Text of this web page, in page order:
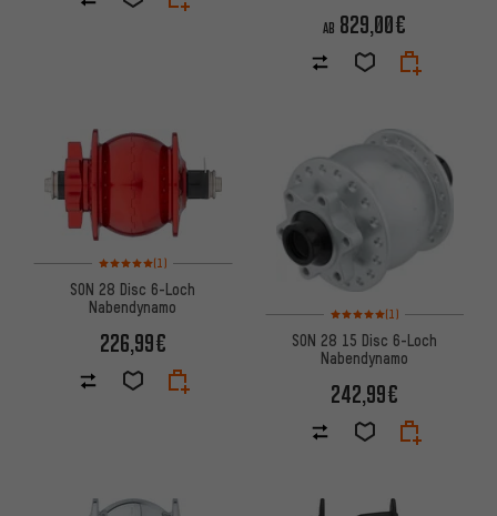
AB 829,00€
Bewertungen: 5 von 5 basierend auf 1 Bewertungen
(1)
SON 28 Disc 6-Loch
Nabendynamo
226,99€
Bewertungen: 5 von 5
(1)
SON 28 15 Disc 6-Loch
Nabendynamo
242,99€